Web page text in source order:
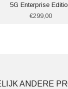
5G Enterprise
€299,00
ANDERE